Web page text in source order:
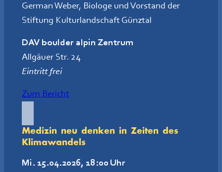
German Weber, Biologe und Vorstand der
Stiftung Kulturlandschaft Günztal
DAV boulder alpin Zentrum
Allgäuer Str. 24
Eintritt frei
Zum Bericht
Medizin neu denken in Zeiten des
Klimawandels
Mi. 15.04.2026, 18:00 Uhr